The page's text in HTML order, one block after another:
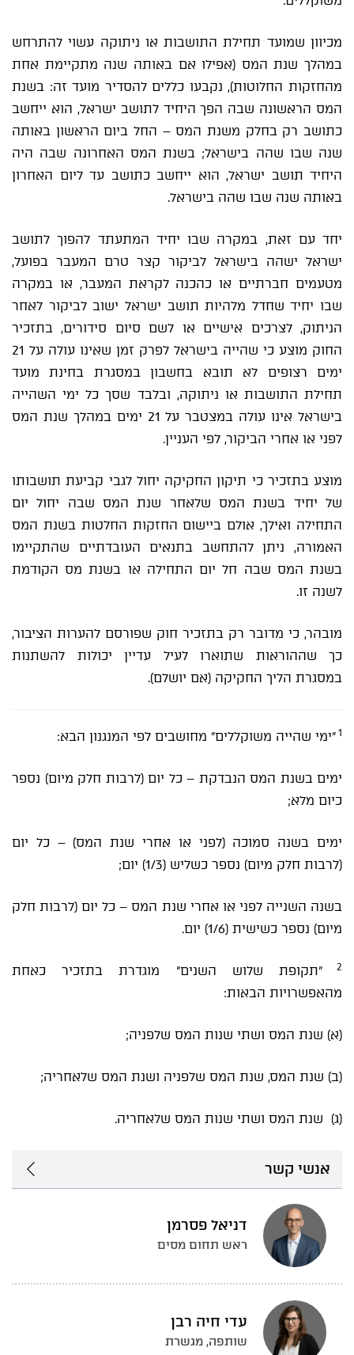
מכיוון שמועד תחילת התושבות או ניתוקה עשוי להתרחש
במהלך שנת המס (אפילו אם באותה שנה מתקיימת אחת
מהחזקות החלוטות), נקבעו כללים להסדיר מועד זה: בשנת
המס הראשונה שבה הפך היחיד לתושב ישראל, הוא ייחשב
כתושב רק בחלק משנת המס – החל ביום הראשון באותה
שנה שבו שהה בישראל; בשנת המס האחרונה שבה היה
היחיד תושב ישראל, הוא ייחשב כתושב עד ליום האחרון
באותה שנה שבו שהה בישראל.
יחד עם זאת, במקרה שבו יחיד המתעתד להפוך לתושב
ישראל ישהה בישראל לביקור קצר טרם המעבר בפועל,
מטעמים חברתיים או כהכנה לקראת המעבר, או במקרה
שבו יחיד שחדל מלהיות תושב ישראל ישוב לביקור לאחר
הניתוק, לצרכים אישיים או לשם סיום סידורים, בתזכיר
החוק מוצע כי שהייה בישראל לפרק זמן שאינו עולה על 21
ימים רצופים לא תובא בחשבון במסגרת בחינת מועד
תחילת התושבות או ניתוקה, ובלבד שסך כל ימי השהייה
בישראל אינו עולה במצטבר על 21 ימים במהלך שנת המס
לפני או אחרי הביקור, לפי העניין.
מוצע בתזכיר כי תיקון החקיקה יחול לגבי קביעת תושבותו
של יחיד בשנת המס שלאחר שנת המס שבה יחול יום
התחילה ואילך, אולם ביישום החזקות החלטות בשנת המס
האמורה, ניתן להתחשב בתנאים העובדתיים שהתקיימו
בשנת המס שבה חל יום התחילה או בשנת מס הקודמת
לשנה זו.
מובהר, כי מדובר רק בתזכיר חוק שפורסם להערות הציבור,
כך שההוראות שתוארו לעיל עדיין יכולות להשתנות
במסגרת הליך החקיקה (אם יושלם).
1 "ימי שהייה משוקללים" מחושבים לפי המנגנון הבא:
ימים בשנת המס הנבדקת – כל יום (לרבות חלק מיום) נספר
כיום מלא;
ימים בשנה סמוכה (לפני או אחרי שנת המס) – כל יום
(לרבות חלק מיום) נספר כשליש (1/3) יום;
בשנה השנייה לפני או אחרי שנת המס – כל יום (לרבות חלק
מיום) נספר כשישית (1/6) יום.
2
"תקופת שלוש השנים" מוגדרת בתזכיר כאחת
מהאפשרויות הבאות:
(א) שנת המס ושתי שנות המס שלפניה;
(ב) שנת המס, שנת המס שלפניה ושנת המס שלאחריה;
(ג) שנת המס ושתי שנות המס שלאחריה.
אנשי קשר
דניאל פסרמן
ראש תחום מסים
עדי חיה רבן
שותפה, מגשרת